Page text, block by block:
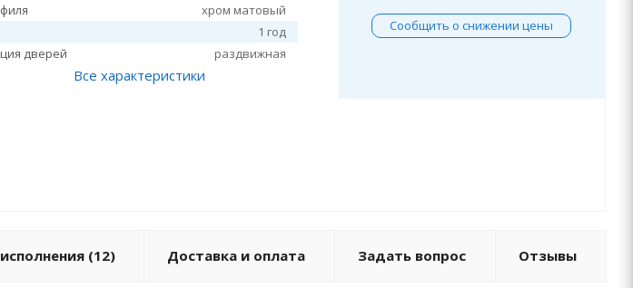
хром матовый
1 год
дверей
раздвижная
Все характеристики
Сообщить о снижении цены
(12) Доставка и оплата Задать вопрос Отзывы